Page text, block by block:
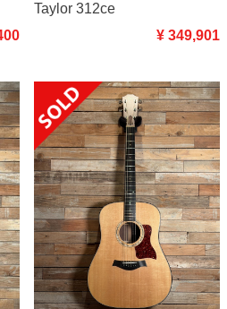
Taylor 312ce
¥ 349,901